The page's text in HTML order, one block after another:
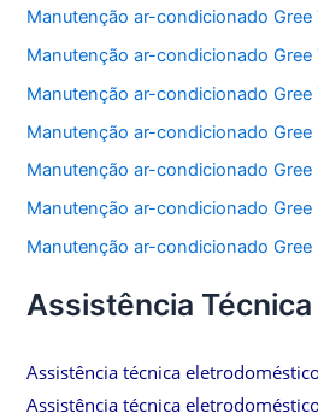
Manutenção ar-condicionado Gree
Manutenção ar-condicionado Gree
Manutenção ar-condicionado Gree
Manutenção ar-condicionado Gree
Manutenção ar-condicionado Gree
Manutenção ar-condicionado Gree
Manutenção ar-condicionado
Assistência Técnica
Assistência técnica
Assistência técnica